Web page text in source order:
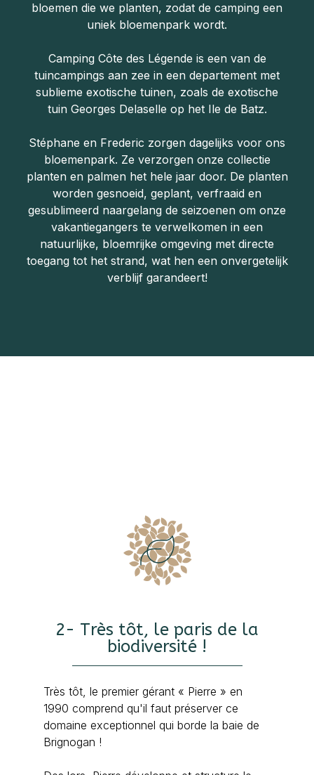
bloemen die we planten, zodat de camping een
uniek bloemenpark wordt.
Camping Côte des Légende is een van de
tuincampings aan zee in een departement met
sublieme exotische tuinen, zoals de exotische
tuin Georges Delaselle op het Ile de Batz.
Stéphane en Frederic zorgen dagelijks voor ons
bloemenpark. Ze verzorgen onze collectie
planten en palmen het hele jaar door. De planten
worden gesnoeid, geplant, verfraaid en
gesublimeerd naargelang de seizoenen om onze
vakantiegangers te verwelkomen in een
natuurlijke, bloemrijke omgeving met directe
toegang tot het strand, wat hen een onvergetelijk
verblijf garandeert!
2- Très tôt, le paris de la
biodiversité !
Très tôt, le premier gérant « Pierre » en
1990 comprend qu'il faut préserver ce
domaine exceptionnel qui borde la baie de
Brignogan !